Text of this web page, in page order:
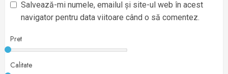
Salvează-mi numele, emailul și site-ul web în acest
navigator pentru data viitoare când o să comentez.
Pret
Calitate